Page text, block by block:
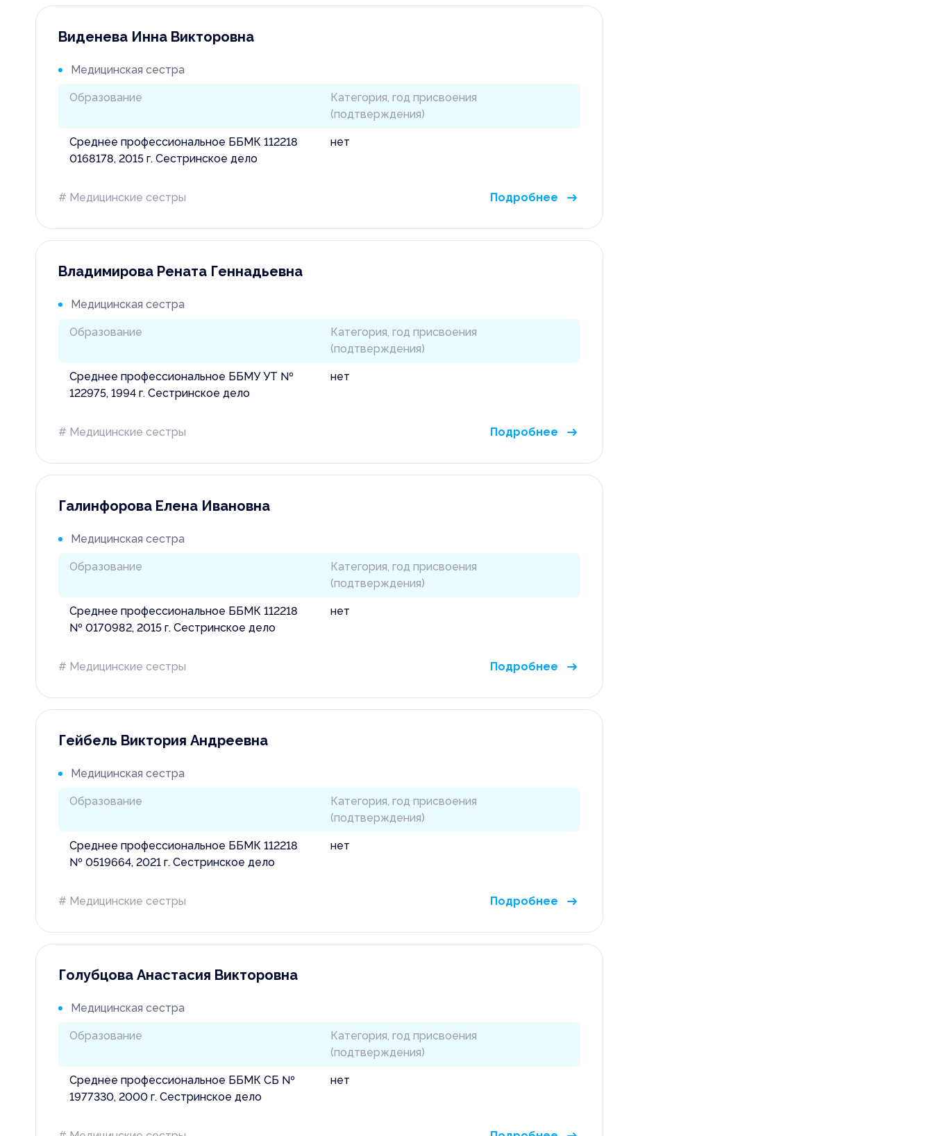
Виденева Инна Викторовна
Медицинская сестра
Образование
Категория, год присвоения
(подтверждения)
Среднее профессиональное ББМК 112218
0168178, 2015 г. Сестринское дело
нет
# Медицинские сестры Подробнее
Владимирова Рената Геннадьевна
Медицинская сестра
Образование
Категория, год присвоения
(подтверждения)
Среднее профессиональное ББМУ УТ №
122975, 1994 г. Сестринское дело
нет
# Медицинские сестры Подробнее
Галинфорова Елена Ивановна
Медицинская сестра
Образование
Категория, год присвоения
(подтверждения)
Среднее профессиональное ББМК 112218
№ 0170982, 2015 г. Сестринское дело
нет
# Медицинские сестры Подробнее
Гейбель Виктория Андреевна
Медицинская сестра
Образование
Категория, год присвоения
(подтверждения)
Среднее профессиональное ББМК 112218
№ 0519664, 2021 г. Сестринское дело
нет
# Медицинские сестры Подробнее
Голубцова Анастасия Викторовна
Медицинская сестра
Образование
Категория, год присвоения
(подтверждения)
Среднее профессиональное ББМК СБ №
1977330, 2000 г. Сестринское дело
нет
Отправить заявку Отправляя данные, вы соглашаетесь с